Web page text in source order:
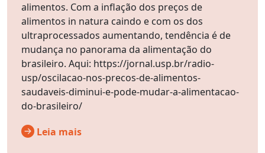
alimentos. Com a inflação dos preços de
alimentos in natura caindo e com os dos
ultraprocessados aumentando, tendência é de
mudança no panorama da alimentação do
brasileiro. Aqui: https://jornal.usp.br/radio-
usp/oscilacao-nos-precos-de-alimentos-
saudaveis-diminui-e-pode-mudar-a-alimentacao-
do-brasileiro/
Leia mais